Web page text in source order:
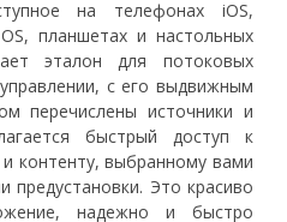
на телефонах iOS,
планшетах и настольных
эталон для потоковых
с его выдвижным
перечислены источники и
быстрый доступ к
контенту, выбранному вами
предустановки. Это красиво
надежно и быстро